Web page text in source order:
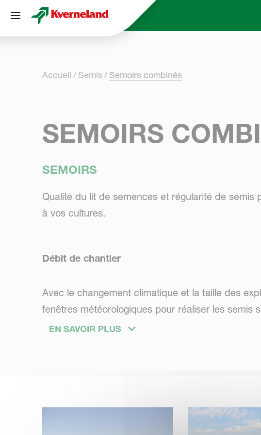
Accueil Semis Semoirs combinés
SEMOIRS
SEMOIRS
Qualité du lit de semences et régularité de semis
à vos cultures.
Débit de chantier
Avec le changement climatique et la taille des
fenêtres météorologiques pour réaliser les semis
des machines capables de semer avec
Vous voulez que votre machine soit flexible.
EN SAVOIR PLUS
Panneau de gestion des cookies